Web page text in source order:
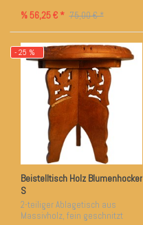
% 56,25 € * 75,00 € *
- 25 %
Beistelltisch Holz Blumenhocker
S
2-teiliger Ablagetisch aus
Massivholz, fein geschnitzt